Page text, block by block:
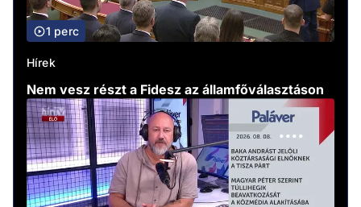
1 perc
Hírek
Nem vesz részt a Fidesz az államfőválasztáson